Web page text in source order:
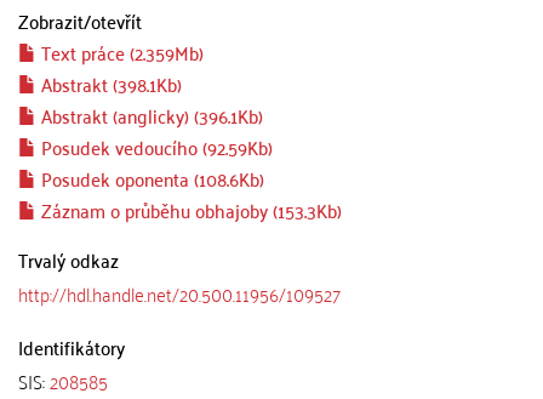
Zobrazit/otevřít
Text práce (2.359Mb)
Abstrakt (398.1Kb)
Abstrakt (anglicky) (396.1Kb)
Posudek vedoucího (92.59Kb)
Posudek oponenta (108.6Kb)
Záznam o průběhu obhajoby (153.3Kb)
Trvalý odkaz
http://hdl.handle.net/20.500.11956/109527
Identifikátory
SIS:208585